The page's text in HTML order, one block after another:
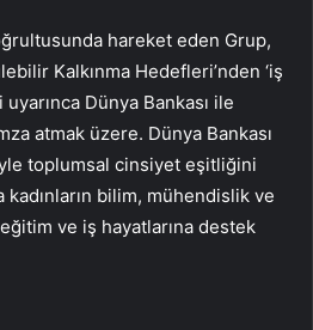
hareket eden Grup,
Kalkınma Hedefleri’nden ‘iş
Dünya Bankası ile
atmak üzere. Dünya Bankası
toplumsal cinsiyet eşitliğini
kadınların bilim, mühendislik ve
ve iş hayatlarına destek